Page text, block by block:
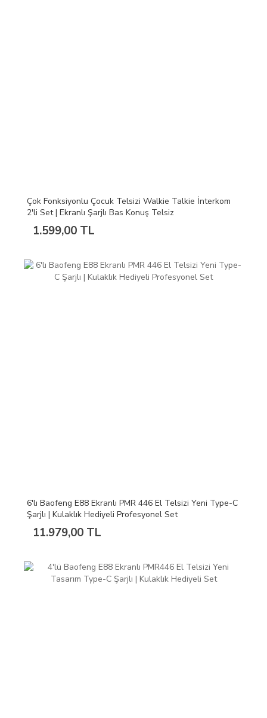
Çok Fonksiyonlu Çocuk Telsizi Walkie Talkie İnterkom
2'li Set | Ekranlı Şarjlı Bas Konuş Telsiz
1.599,00 TL
6'lı Baofeng E88 Ekranlı PMR 446 El Telsizi Yeni Type-C
Şarjlı | Kulaklık Hediyeli Profesyonel Set
11.979,00 TL